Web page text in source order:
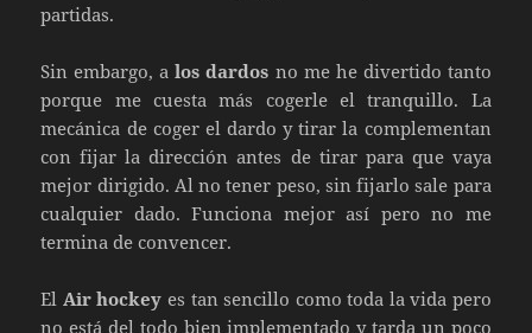
partidas.
Sin embargo, alos dardos no me he divertido tanto
porque me cuesta más cogerle el tranquillo. La
mecánica de coger el dardo y tirar la complementan
con fijar la dirección antes de tirar para que vaya
mejor dirigido. Al no tener peso, sin fijarlo sale para
cualquier dado. Funciona mejor así pero no me
termina de convencer.
El Air hockey es tan sencillo como toda la vida pero
no está del todo bien implementado y tarda un poco